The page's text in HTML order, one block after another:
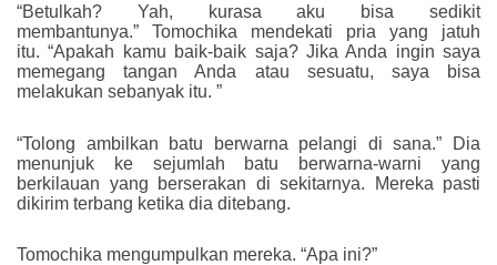
“Betulkah? Yah, kurasa aku bisa sedikit
membantunya.” Tomochika mendekati pria yang jatuh
itu. “Apakah kamu baik-baik saja? Jika Anda ingin saya
memegang tangan Anda atau sesuatu, saya bisa
melakukan sebanyak itu. ”
“Tolong ambilkan batu berwarna pelangi di sana.” Dia
menunjuk ke sejumlah batu berwarna-warni yang
berkilauan yang berserakan di sekitarnya. Mereka pasti
dikirim terbang ketika dia ditebang.
Tomochika mengumpulkan mereka. “Apa ini?”